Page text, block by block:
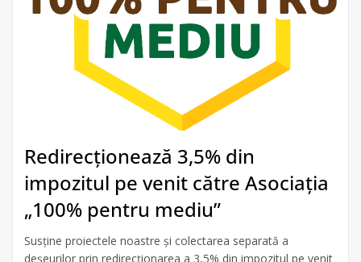
Redirecționează 3,5% din
impozitul pe venit către Asociația
„100% pentru mediu”
Susține proiectele noastre și colectarea separată a
deșeurilor prin redirecționarea a 3,5% din impozitul pe venit